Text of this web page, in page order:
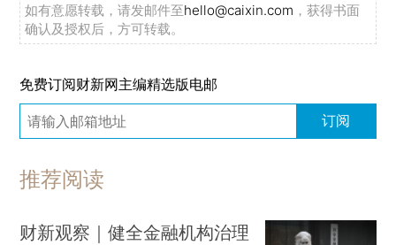
如有意愿转载，请发邮件至hello@caixin.com ，获得书面
确认及授权后，方可转载。
免费订阅财新网主编精选版电邮
订阅
推荐阅读
财新观察｜健全金融机构治理